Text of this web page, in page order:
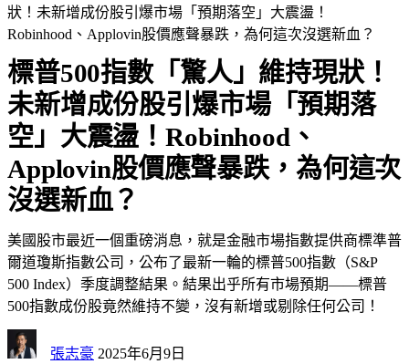
狀！未新增成份股引爆市場「預期落空」大震盪！
Robinhood、Applovin股價應聲暴跌，為何這次沒選新血？
標普500指數「驚人」維持現狀！
未新增成份股引爆市場「預期落
空」大震盪！Robinhood、
Applovin股價應聲暴跌，為何這次
沒選新血？
美國股市最近一個重磅消息，就是金融市場指數提供商標準普
爾道瓊斯指數公司，公布了最新一輪的標普500指數（S&P
500 Index）季度調整結果。結果出乎所有市場預期——標普
500指數成份股竟然維持不變，沒有新增或剔除任何公司！
張志豪 2025年6月9日